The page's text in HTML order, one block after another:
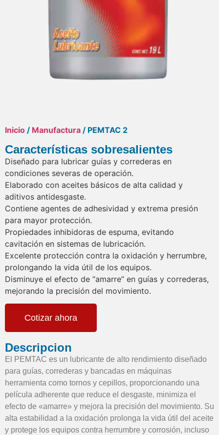
Inicio / Manufactura / PEMTAC 2
Características sobresalientes
Diseñado para lubricar guías y correderas en
condiciones severas de operación.
Elaborado con aceites básicos de alta calidad y
aditivos antidesgaste.
Contiene agentes de adhesividad y extrema presión
para mayor protección.
Propiedades inhibidoras de espuma, evitando
cavitación en sistemas de lubricación.
Excelente protección contra la oxidación y herrumbre,
prolongando la vida útil de los equipos.
Disminuye el efecto de “amarre” en guías y correderas,
mejorando la precisión del movimiento.
Cotizar ahora
Descripcion
El PEMTAC es un lubricante de alto rendimiento diseñado
para guías, correderas y bancadas en máquinas
herramienta como tornos y cepillos, proporcionando una
película adherente que reduce el desgaste, minimiza el
efecto de «amarre» y mejora la precisión del movimiento. Su
alta estabilidad a la oxidación prolonga la vida útil del aceite
y protege los equipos contra herrumbre y corrosión, incluso